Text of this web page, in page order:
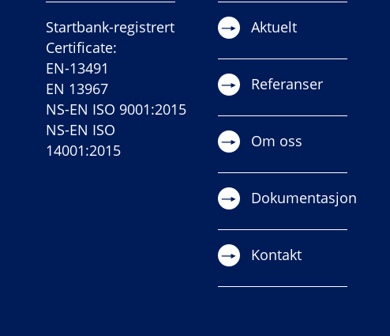
Startbank-registrert
Certificate:
EN-13491
EN 13967
NS-EN ISO 9001:2015
NS-EN ISO
14001:2015
Aktuelt
Referanser
Om oss
Dokumentasjon
Kontakt